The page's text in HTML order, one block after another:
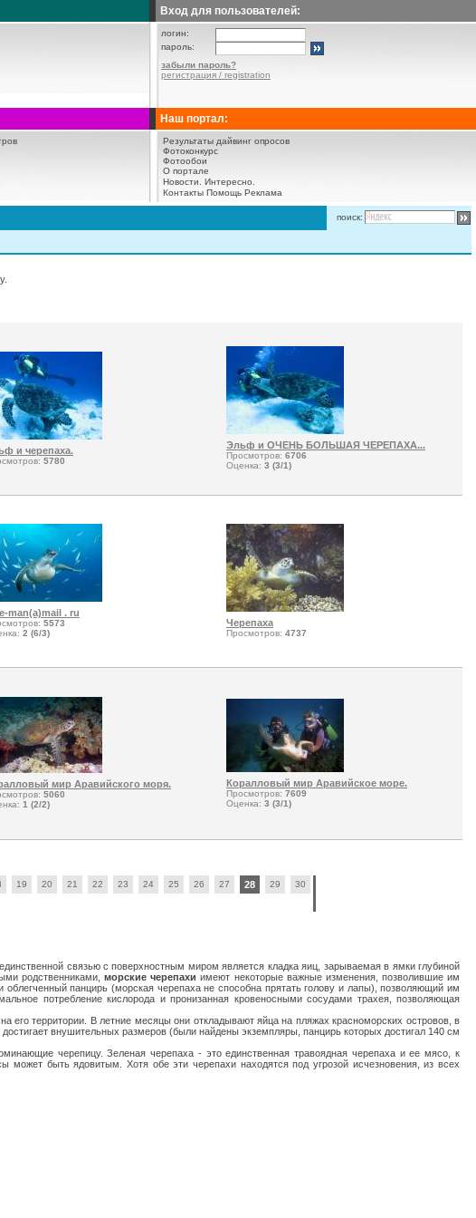
Вход для пользователей:
логин:
пароль:
забыли пароль?
регистрация / registration
Наш портал:
Результаты дайвинг опросов
Фотоконкурс
Фотообои
О портале
Новости.
Интересно.
Контакты Помощь Реклама
поиск:
и черепаха.
5780
Эльф и ОЧЕНЬ БОЛЬШАЯ ЧЕРЕПАХА...
Просмотров: 6706
Оценка: 3 (3/1)
man(a)mail . ru
5573
2 (6/3)
Черепаха
Просмотров: 4737
мир Аравийского моря.
5060
1 (2/2)
Коралловый мир Аравийское море.
Просмотров: 7609
Оценка: 3 (3/1)
19 20 21 22 23 24 25 26 27 28 29
30
связью с поверхностным миром является кладка яиц, зарываемая в ямки глубиной
родственниками,морские черепахи имеют некоторые важные изменения, позволившие им
панцирь (морская черепаха не способна прятать голову и лапы), позволяющий им
потребление кислорода и пронизанная кровеносными сосудами трахея, позволяющая
территории. В летние месяцы они откладывают яйца на пляжах красноморских островов, в
внушительных размеров (были найдены экземпляры, панцирь которых достигал 140 см
черепицу. Зеленая черепаха - это единственная травоядная черепаха и ее мясо, к
быть ядовитым. Хотя обе эти черепахи находятся под угрозой исчезновения, из всех